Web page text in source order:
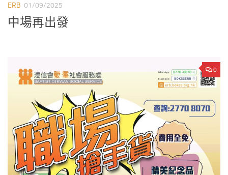
ERB 01/09/2025
中場再出發
0